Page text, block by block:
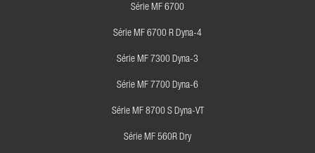
Série MF 6700
Série MF 6700 R Dyna-4
Série MF 7300 Dyna-3
Série MF 7700 Dyna-6
Série MF 8700 S Dyna-VT
Série MF 560R Dry